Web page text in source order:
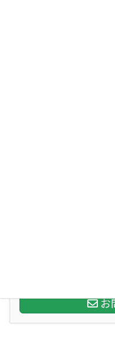
（株式会社、一般
（事業目的の追加
お